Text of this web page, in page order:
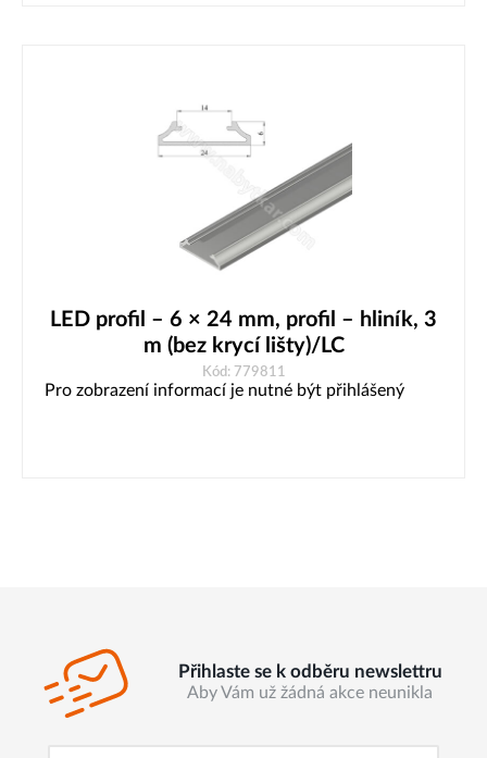
LED profil – 6 × 24 mm, profil – hliník, 3
m (bez krycí lišty)/LC
Kód: 779811
Pro zobrazení informací je nutné být přihlášený
Přihlaste se k odběru newslettru
Aby Vám už žádná akce neunikla